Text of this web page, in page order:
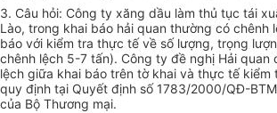
3. Câu hỏi: Công ty xăng dầu làm thủ tục tái
Lào, trong khai báo hải quan thường có chênh
báo với kiểm tra thực tế về số lượng, trọng
chênh lệch 5-7 tấn). Công ty đề nghị Hải quan
lệch giữa khai báo trên tờ khai và thực tế kiểm
quy định tại Quyết định số 1783/2000/QĐ-
của Bộ Thương mại.